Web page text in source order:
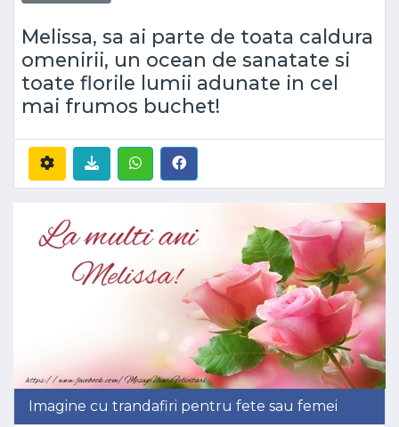
Melissa, sa ai parte de toata caldura
omenirii, un ocean de sanatate si
toate florile lumii adunate in cel
mai frumos buchet!
Imagine cu trandafiri pentru fete sau femei